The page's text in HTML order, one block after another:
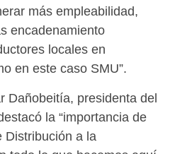
más empleabilidad,
encadenamiento
locales en
en este caso SMU”.
Dañobeitía, presidenta del
la “importancia de
Distribución a la